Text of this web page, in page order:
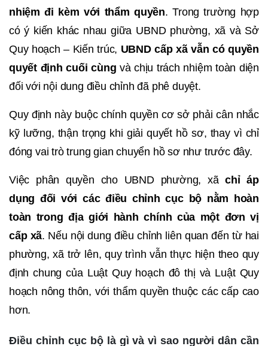
nhiệm đi kèm với thẩm quyền. Trong trường hợp
có ý kiến khác nhau giữa UBND phường, xã và Sở
Quy hoạch – Kiến trúc, UBND cấp xã vẫn có quyền
quyết định cuối cùng và chịu trách nhiệm toàn diện
đối với nội dung điều chỉnh đã phê duyệt.
Quy định này buộc chính quyền cơ sở phải cân nhắc
kỹ lưỡng, thận trọng khi giải quyết hồ sơ, thay vì chỉ
đóng vai trò trung gian chuyển hồ sơ như trước đây.
Việc phân quyền cho UBND phường, xãchỉ áp
dụng đối với các điều chỉnh cục bộ nằm hoàn
toàn trong địa giới hành chính của một đơn vị
cấp xã. Nếu nội dung điều chỉnh liên quan đến từ hai
phường, xã trở lên, quy trình vẫn thực hiện theo quy
định chung của Luật Quy hoạch đô thị và Luật Quy
hoạch nông thôn, với thẩm quyền thuộc các cấp cao
hơn.
Điều chỉnh cục bộ là gì và vì sao người dân cần